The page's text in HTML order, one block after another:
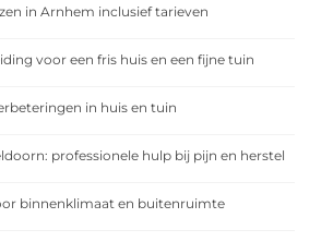
in Arnhem inclusief tarieven
voor een fris huis en een fijne tuin
in huis en tuin
professionele hulp bij pijn en herstel
binnenklimaat en buitenruimte